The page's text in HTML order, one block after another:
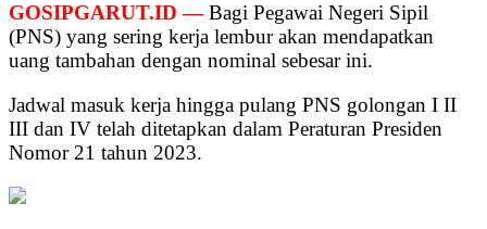
GOSIPGARUT.ID — Bagi Pegawai Negeri Sipil
(PNS) yang sering kerja lembur akan mendapatkan
uang tambahan dengan nominal sebesar ini.
Jadwal masuk kerja hingga pulang PNS golongan I II
III dan IV telah ditetapkan dalam Peraturan Presiden
Nomor 21 tahun 2023.